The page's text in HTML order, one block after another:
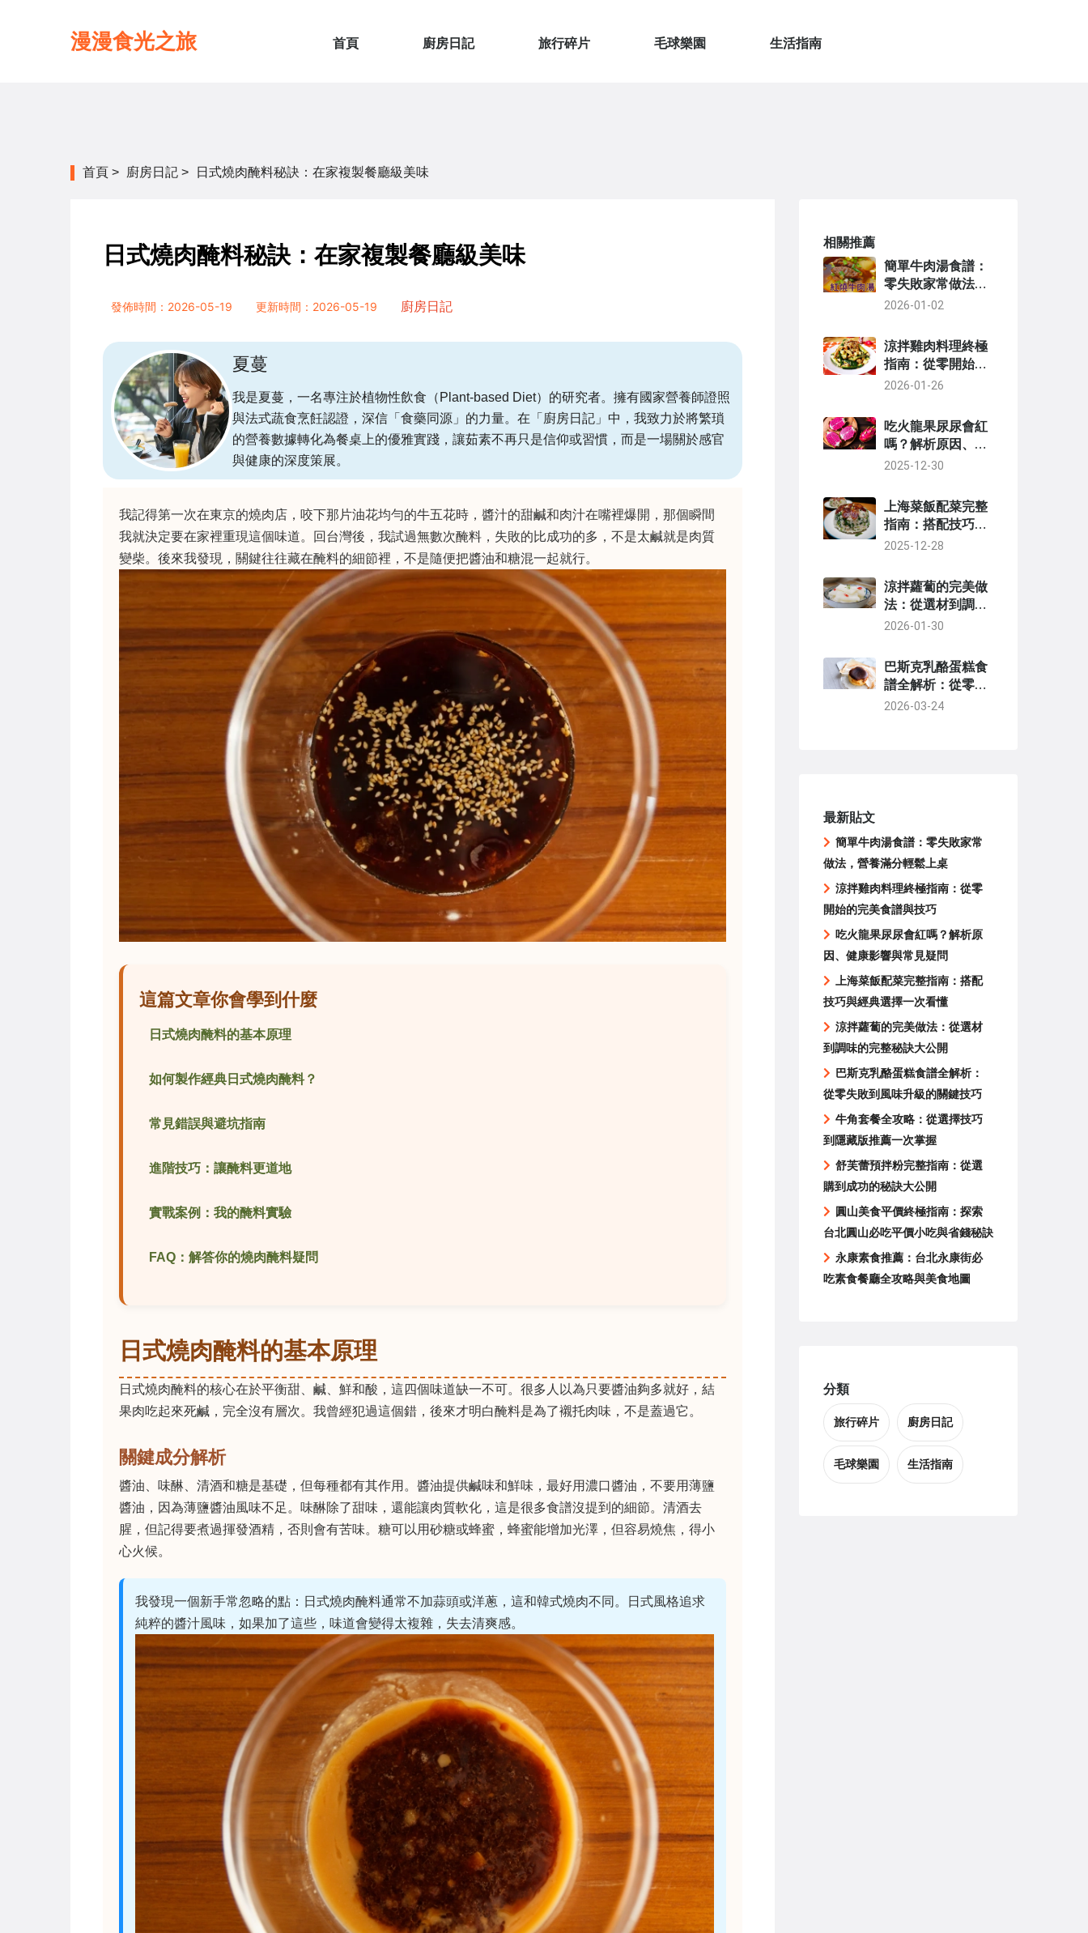
漫漫食光之旅 首頁 廚房日記 旅行碎片 毛球樂園 生活指南
首頁 > 廚房日記 > 日式燒肉醃料秘訣：在家複製餐廳級美味
日式燒肉醃料秘訣：在家複製餐廳級美味
發佈時間：2026-05-19 更新時間：2026-05-19 廚房日記
夏蔓
我是夏蔓，一名專注於植物性飲食（Plant-based Diet）的研究者。擁有國家營養師證照
與法式蔬食烹飪認證，深信「食藥同源」的力量。在「廚房日記」中，我致力於將繁瑣
的營養數據轉化為餐桌上的優雅實踐，讓茹素不再只是信仰或習慣，而是一場關於感官
與健康的深度策展。
我記得第一次在東京的燒肉店，咬下那片油花均勻的牛五花時，醬汁的甜鹹和肉汁在嘴裡爆開，那個瞬間
我就決定要在家裡重現這個味道。回台灣後，我試過無數次醃料，失敗的比成功的多，不是太鹹就是肉質
變柴。後來我發現，關鍵往往藏在醃料的細節裡，不是隨便把醬油和糖混一起就行。
這篇文章你會學到什麼
日式燒肉醃料的基本原理
如何製作經典日式燒肉醃料？
常見錯誤與避坑指南
進階技巧：讓醃料更道地
實戰案例：我的醃料實驗
FAQ：解答你的燒肉醃料疑問
日式燒肉醃料的基本原理
日式燒肉醃料的核心在於平衡甜、鹹、鮮和酸，這四個味道缺一不可。很多人以為只要醬油夠多就好，結
果肉吃起來死鹹，完全沒有層次。我曾經犯過這個錯，後來才明白醃料是為了襯托肉味，不是蓋過它。
關鍵成分解析
醬油、味醂、清酒和糖是基礎，但每種都有其作用。醬油提供鹹味和鮮味，最好用濃口醬油，不要用薄鹽
醬油，因為薄鹽醬油風味不足。味醂除了甜味，還能讓肉質軟化，這是很多食譜沒提到的細節。清酒去
腥，但記得要煮過揮發酒精，否則會有苦味。糖可以用砂糖或蜂蜜，蜂蜜能增加光澤，但容易燒焦，得小
心火候。
我發現一個新手常忽略的點：日式燒肉醃料通常不加蒜頭或洋蔥，這和韓式燒肉不同。日式風格追求
純粹的醬汁風味，如果加了這些，味道會變得太複雜，失去清爽感。
相關推薦
簡單牛肉湯食譜：
零失敗家常做法，
營養滿分輕鬆上桌
2026-01-02
涼拌雞肉料理終極
指南：從零開始的
完美食譜與技巧
2026-01-26
吃火龍果尿尿會紅
嗎？解析原因、健
康影響與常見疑問
2025-12-30
上海菜飯配菜完整
指南：搭配技巧與
經典選擇一次看懂
2025-12-28
涼拌蘿蔔的完美做
法：從選材到調味
的完整秘訣大公開
2026-01-30
巴斯克乳酪蛋糕食
譜全解析：從零失
敗到風味升級的關
2026-03-24
最新貼文
簡單牛肉湯食譜：零失敗家常
做法，營養滿分輕鬆上桌
涼拌雞肉料理終極指南：從零
開始的完美食譜與技巧
吃火龍果尿尿會紅嗎？解析原
因、健康影響與常見疑問
上海菜飯配菜完整指南：搭配
技巧與經典選擇一次看懂
涼拌蘿蔔的完美做法：從選材
到調味的完整秘訣大公開
巴斯克乳酪蛋糕食譜全解析：
從零失敗到風味升級的關鍵技巧
牛角套餐全攻略：從選擇技巧
到隱藏版推薦一次掌握
舒芙蕾預拌粉完整指南：從選
購到成功的秘訣大公開
圓山美食平價終極指南：探索
台北圓山必吃平價小吃與省錢秘訣
永康素食推薦：台北永康街必
吃素食餐廳全攻略與美食地圖
分類
旅行碎片 廚房日記
毛球樂園 生活指南